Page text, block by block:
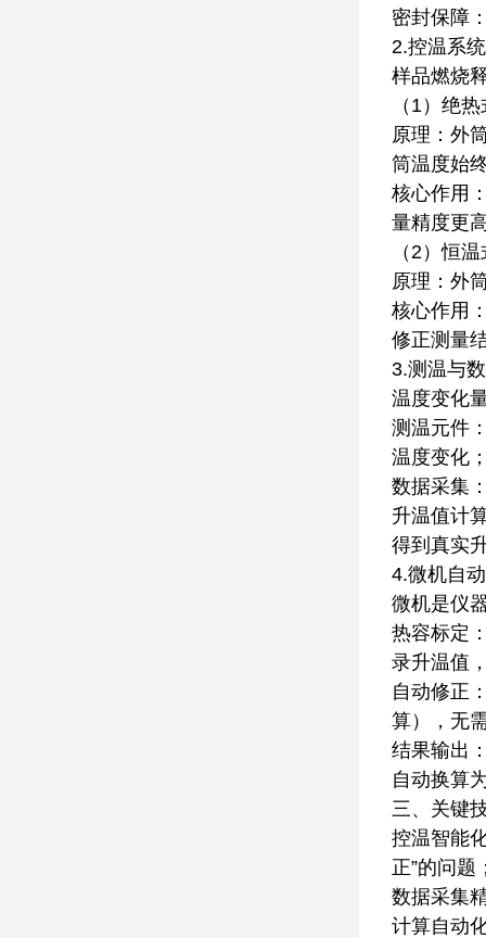
密封保障
2.控温系
样品燃烧
（1）绝
原理：外
筒温度始
核心作用
量精度更
（2）恒
原理：外
核心作用
修正测量
3.测温与
温度变化
测温元件
温度变化
数据采集
升温值计
得到真实
4.微机自
微机是仪
热容标定
录升温值
自动修正
算），无
结果输出
自动换算
三、关键
控温智能
正”的问
数据采集
计算自动